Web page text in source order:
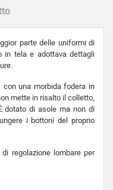
parte delle uniformi di
in tela e adottava dettagli
con una morbida fodera in
mette in risalto il colletto,
dotato di asole ma non di
i bottoni del proprio
regolazione lombare per